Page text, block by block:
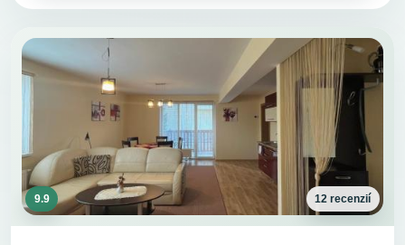
9.9 12 recenzií